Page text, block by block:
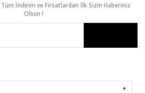
İndirim ve Fırsatlardan İlk Sizin Haberiniz
Olsun !